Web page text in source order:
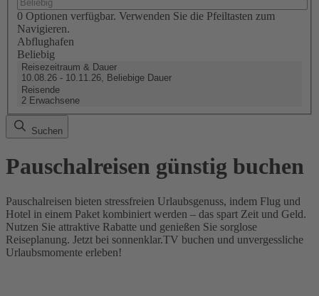
0 Optionen verfügbar. Verwenden Sie die Pfeiltasten zum
Navigieren.
Abflughafen
Beliebig
Reisezeitraum & Dauer
10.08.26 - 10.11.26, Beliebige Dauer
Reisende
2 Erwachsene
Suchen
Pauschalreisen günstig buchen
Pauschalreisen bieten stressfreien Urlaubsgenuss, indem Flug und
Hotel in einem Paket kombiniert werden – das spart Zeit und Geld.
Nutzen Sie attraktive Rabatte und genießen Sie sorglose
Reiseplanung. Jetzt bei sonnenklar.TV buchen und unvergessliche
Urlaubsmomente erleben!